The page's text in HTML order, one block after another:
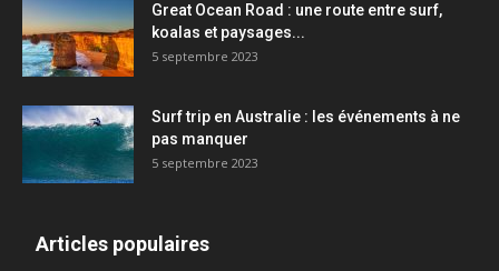
Great Ocean Road : une route entre surf,
koalas et paysages...
5 septembre 2023
Surf trip en Australie : les événements à ne
pas manquer
5 septembre 2023
Articles populaires